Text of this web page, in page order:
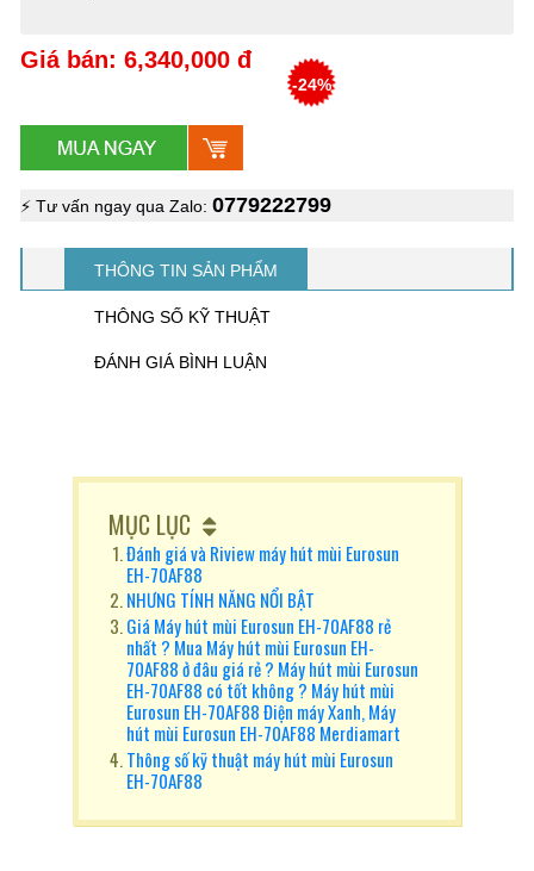
Giá bán: 6,340,000 đ
-24%
⚡ Tư vấn ngay qua Zalo: 0779222799
THÔNG TIN SẢN PHẨM
THÔNG SỐ KỸ THUẬT
ĐÁNH GIÁ BÌNH LUẬN
MỤC LỤC
Đánh giá và Riview máy hút mùi Eurosun
EH-70AF88
NHƯNG TÍNH NĂNG NỔI BẬT
Giá Máy hút mùi Eurosun EH-70AF88 rẻ
nhất ? Mua Máy hút mùi Eurosun EH-
70AF88 ở đâu giá rẻ ? Máy hút mùi Eurosun
EH-70AF88 có tốt không ? Máy hút mùi
Eurosun EH-70AF88 Điện máy Xanh, Máy
hút mùi Eurosun EH-70AF88 Merdiamart
Thông số kỹ thuật máy hút mùi Eurosun
EH-70AF88